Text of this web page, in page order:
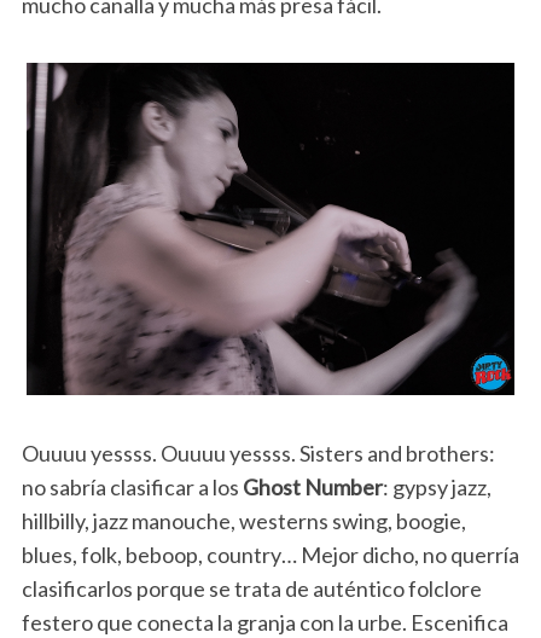
Ouuuu yessss. Ouuuu yessss. Sisters and brothers:
no sabría clasificar a los Ghost Number: gypsy jazz,
hillbilly, jazz manouche, westerns swing, boogie,
blues, folk, beboop, country… Mejor dicho, no querría
clasificarlos porque se trata de auténtico folclore
festero que conecta la granja con la urbe. Escenifica